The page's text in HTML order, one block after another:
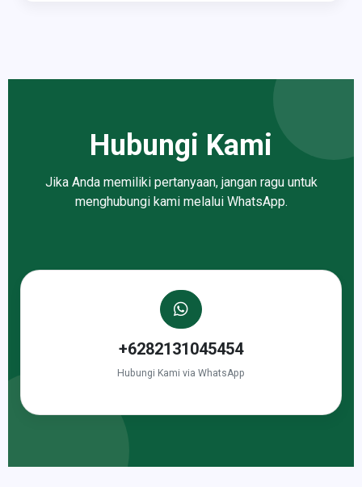
Hubungi Kami
Jika Anda memiliki pertanyaan, jangan ragu untuk
menghubungi kami melalui WhatsApp.
+6282131045454
Hubungi Kami via WhatsApp